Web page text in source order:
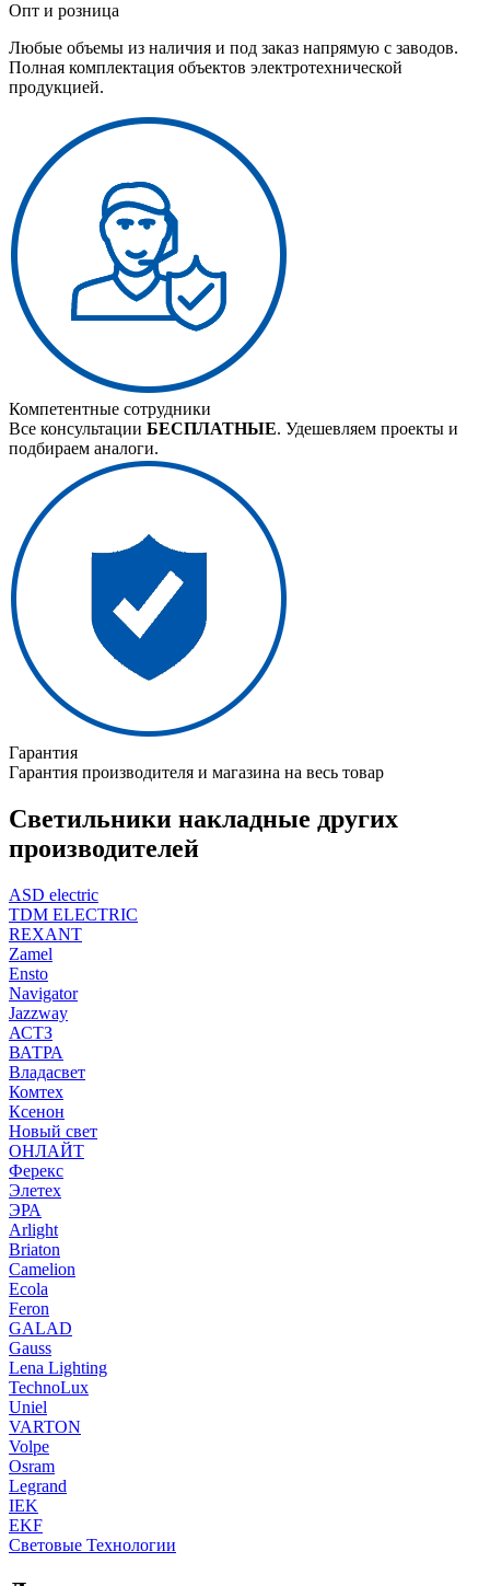
Опт и розница
Любые объемы из наличия и под заказ напрямую с заводов.
Полная комплектация объектов электротехнической
продукцией.
Компетентные сотрудники
Все консультации БЕСПЛАТНЫЕ. Удешевляем проекты и
подбираем аналоги.
Гарантия
Гарантия производителя и магазина на весь товар
Светильники накладные других
производителей
ASD electric
TDM ELECTRIC
REXANT
Zamel
Ensto
Navigator
Jazzway
АСТЗ
ВАТРА
Владасвет
Комтех
Ксенон
Новый свет
ОНЛАЙТ
Ферекс
Элетех
ЭРА
Arlight
Briaton
Camelion
Ecola
Feron
GALAD
Gauss
Lena Lighting
TechnoLux
Uniel
VARTON
Volpe
Osram
Legrand
IEK
EKF
Световые Технологии